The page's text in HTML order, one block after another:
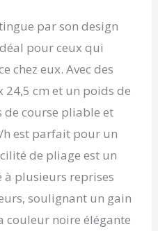
par son design
pour ceux qui
chez eux. Avec des
24,5 cm et un poids de
de course pliable et
h est parfait pour un
de pliage est un
plusieurs reprises
soulignant un gain
couleur noire élégante